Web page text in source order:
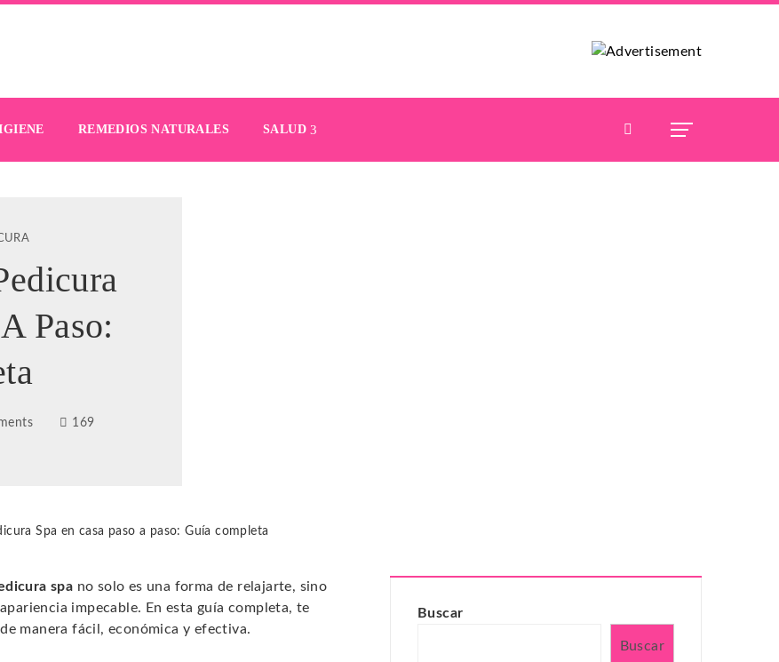
REMEDIOS NATURALES SALUD
Paso:
169
Spa en casa paso a paso: Guía completa
spa no solo es una forma de relajarte, sino
impecable. En esta guía completa, te
manera fácil, económica y efectiva.
Buscar
Buscar